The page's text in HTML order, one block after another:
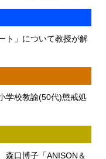
ト」について教授が解
学校教諭(50代)懲戒処
口博子「ANISON＆